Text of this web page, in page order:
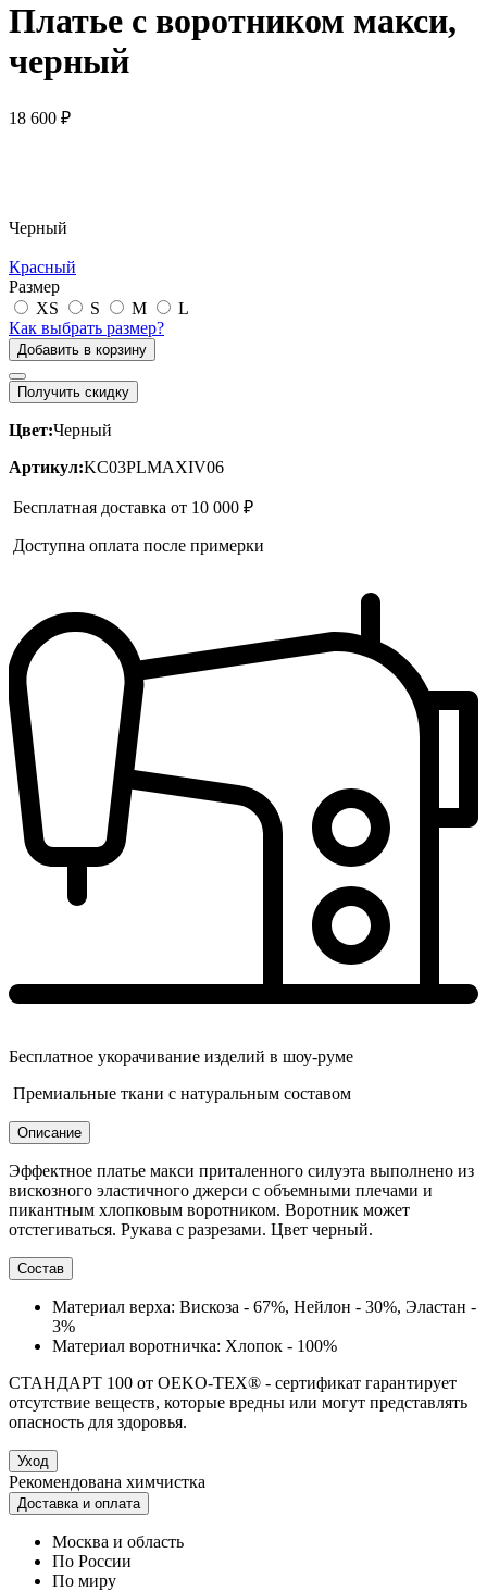
Платье с воротником макси,
черный
18 600 ₽
Черный
Красный
Размер
XS
S M
L
Как выбрать размер?
Добавить в корзину
Получить скидку
Цвет:Черный
Артикул:KC03PLMAXIV06
Бесплатная доставка от 10 000 ₽
Доступна оплата после примерки
Бесплатное укорачивание изделий в шоу-руме
Премиальные ткани с натуральным составом
Описание
Эффектное платье макси приталенного силуэта выполнено из
вискозного эластичного джерси с объемными плечами и
пикантным хлопковым воротником. Воротник может
отстегиваться. Рукава с разрезами. Цвет черный.
Состав
Материал верха: Вискоза - 67%, Нейлон - 30%, Эластан -
3%
Материал воротничка: Хлопок - 100%
СТАНДАРТ 100 от OEKO-TEX® - сертификат гарантирует
отсутствие веществ, которые вредны или могут представлять
опасность для здоровья.
Уход
Рекомендована химчистка
Доставка и оплата
Москва и область
По России
По миру